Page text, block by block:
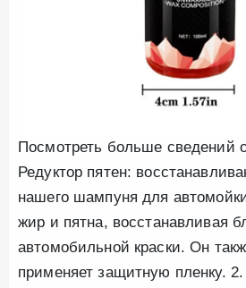
Посмотреть больше сведений
Редуктор пятен:
нашего шампуня для
жир и пятна, восстанавливая
автомобильной краски. Он
применяет защитную пленку. 2.